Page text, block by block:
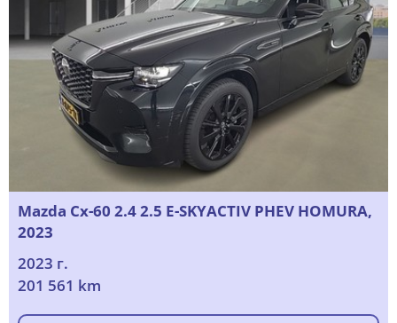
Mazda Cx-60 2.4 2.5 E-SKYACTIV PHEV HOMURA,
2023
2023 г.
201 561 km